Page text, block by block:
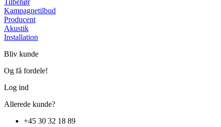
Kampagnetilbud
Producent
Akustik
Installation
Bliv kunde
Og få fordele!
Log ind
Allerede kunde?
+45 30 32 18 89